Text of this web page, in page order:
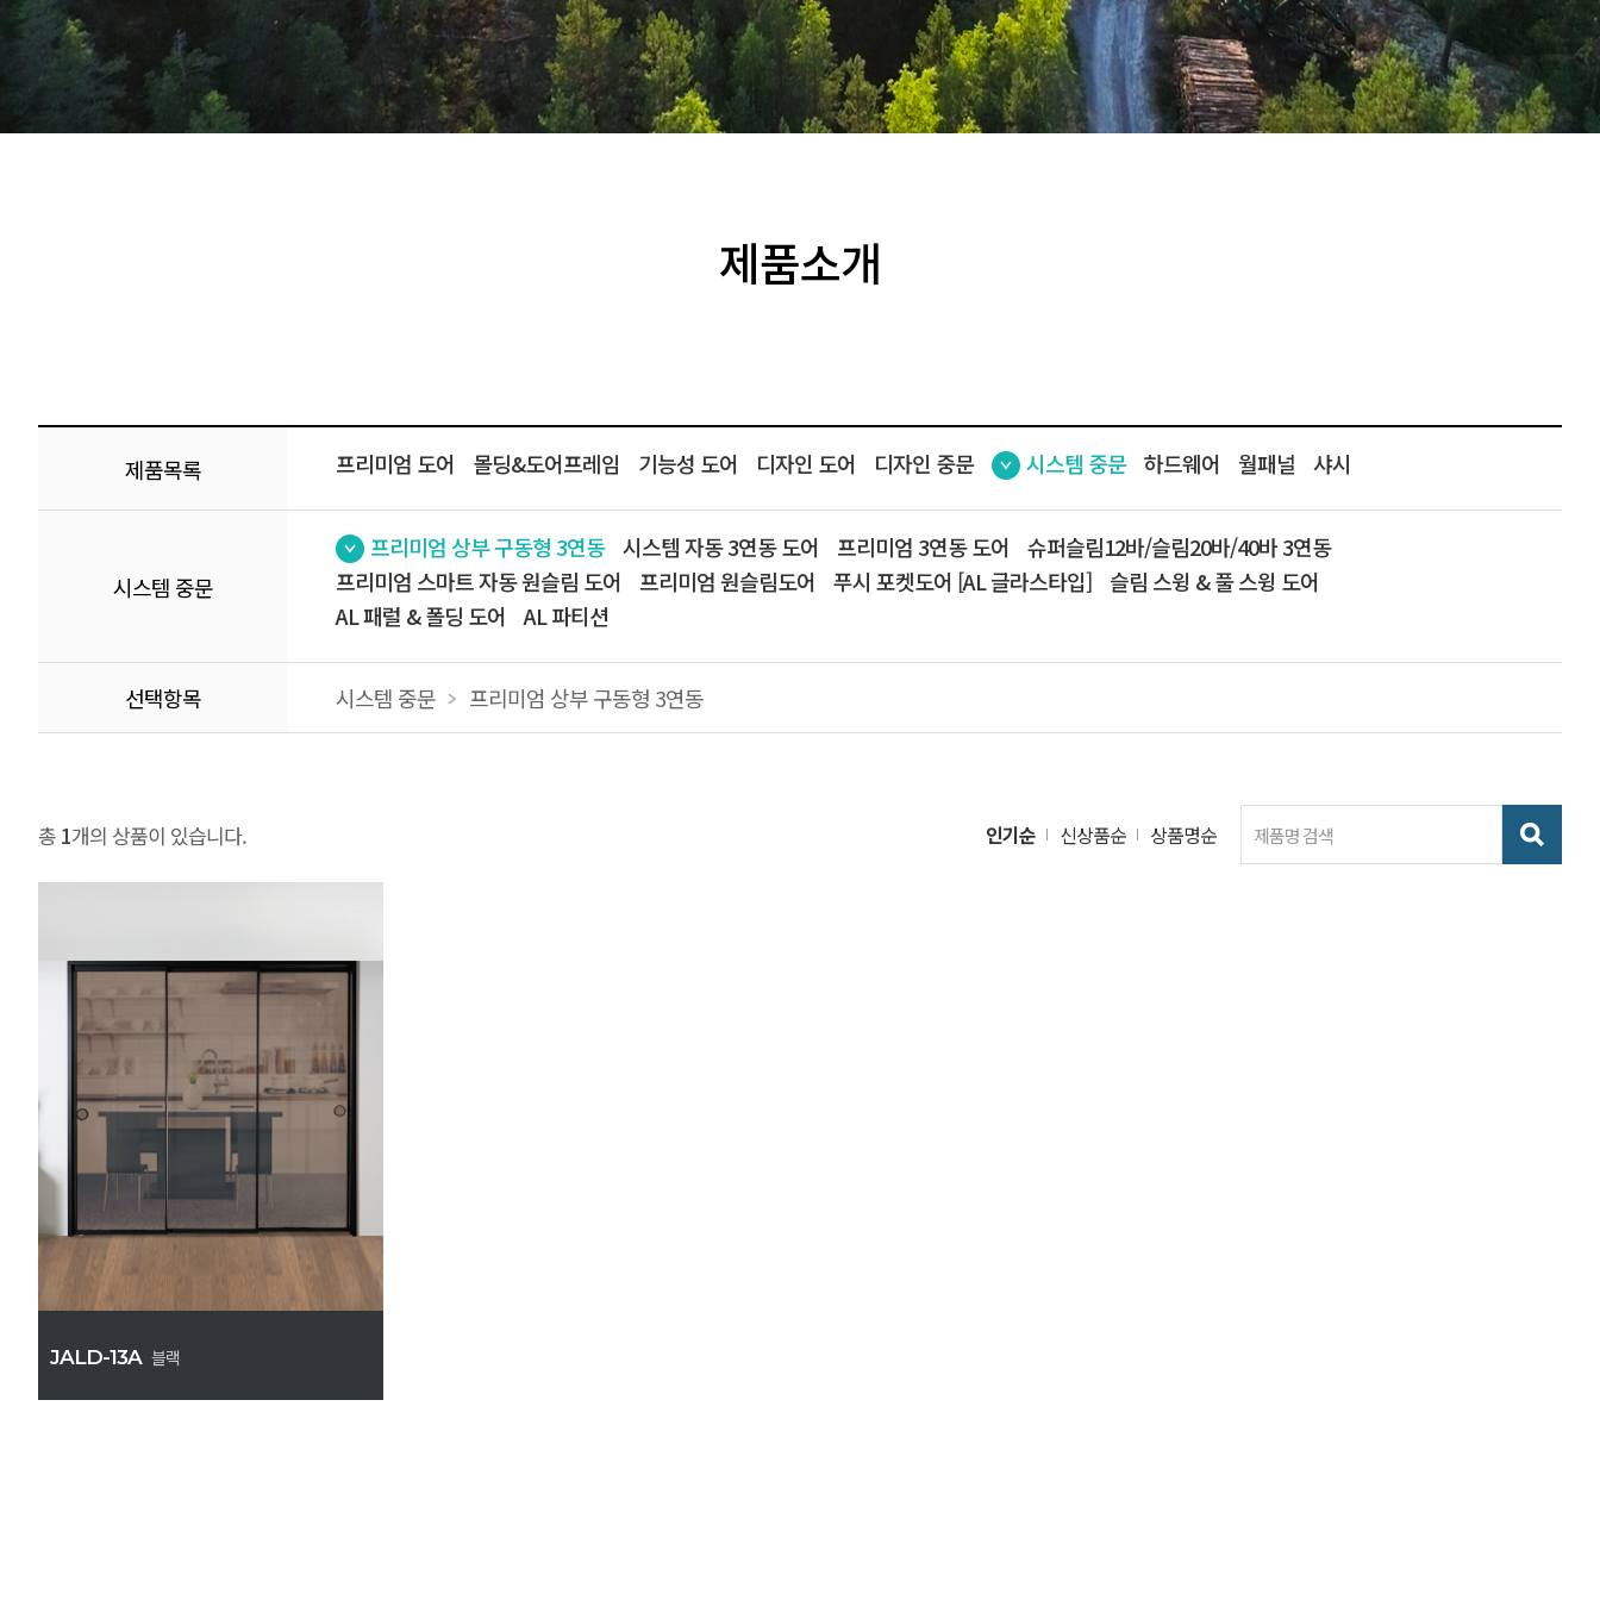
제품소개
제품목록 프리미엄 도어 몰딩&도어프레임 기능성 도어 디자인 도어 디자인 중문 시스템 중문 하드웨어 월패널 샤시
시스템 중문
프리미엄 상부 구동형 3연동 시스템 자동 3연동 도어 프리미엄 3연동 도어
슈퍼슬림12바/슬림20바/40바 3연동
프리미엄 스마트 자동 원슬림 도어
프리미엄 원슬림도어 푸시 포켓도어 [AL 글라스타입]
슬림 스윙 & 풀 스윙 도어
AL 패럴 & 폴딩 도어
AL 파티션
선택항목 시스템 중문 프리미엄 상부 구동형 3연동
총 1개의 상품이 있습니다. 인기순 신상품순 상품명순
JALD-13A 블랙